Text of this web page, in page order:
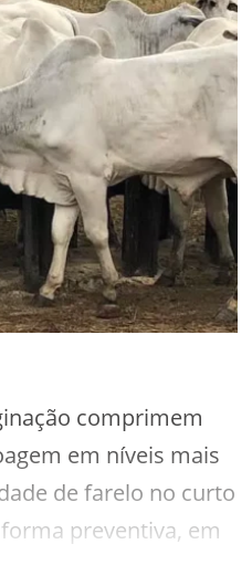
comprimem
em níveis mais
de farelo no curto
preventiva, em